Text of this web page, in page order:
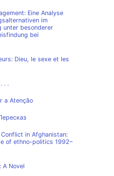
Eine Analyse
im
unter besonderer
bei
Dieu, le sexe et les
. .
a Atenção
in Afghanistan:
of ethno-politics 1992–
A Novel